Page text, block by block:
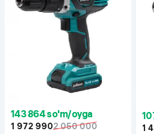
143 864 so'm/oyga
1 972 9902 050 000 1